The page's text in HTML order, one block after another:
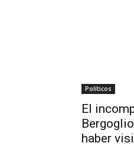
Políticos
El
haber